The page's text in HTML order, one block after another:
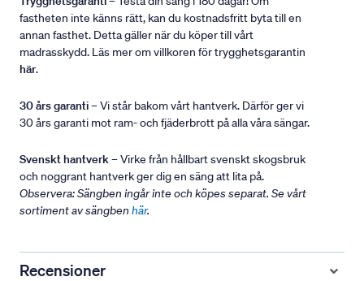
fastheten inte känns rätt, kan du kostnadsfritt byta till en
annan fasthet. Detta gäller när du köper till vårt
madrasskydd. Läs mer om villkoren för trygghetsgarantin
här.
30 års garanti– Vi står bakom vårt hantverk. Därför ger vi
30 års garanti mot ram- och fjäderbrott på alla våra sängar.
Svenskt hantverk– Virke från hållbart svenskt skogsbruk
och noggrant hantverk ger dig en säng att lita på.
Observera: Sängben ingår inte och köpes separat. Se vårt
sortiment av sängben här.
Recensioner